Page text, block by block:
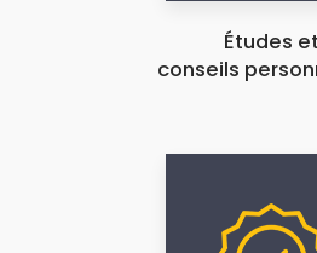
Études et
conseils